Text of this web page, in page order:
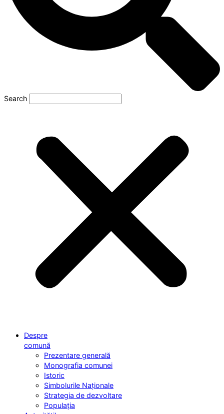
Search
Despre
comună
Prezentare generală
Monografia comunei
Istoric
Simbolurile Naționale
Strategia de dezvoltare
Populația